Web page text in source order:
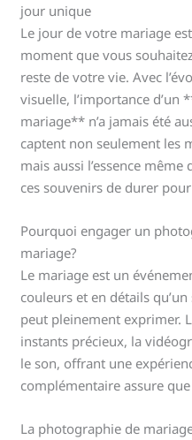
jour unique
Le jour de votre mariage
moment que vous
reste de votre vie. Avec
visuelle, l’importance
mariage** n’a jamais été
captent non seulement les
mais aussi l’essence
ces souvenirs de durer pour
Pourquoi engager un
mariage?
Le mariage est un
couleurs et en détails
peut pleinement exprimer.
instants précieux, la
le son, offrant une
complémentaire assure
La photographie de